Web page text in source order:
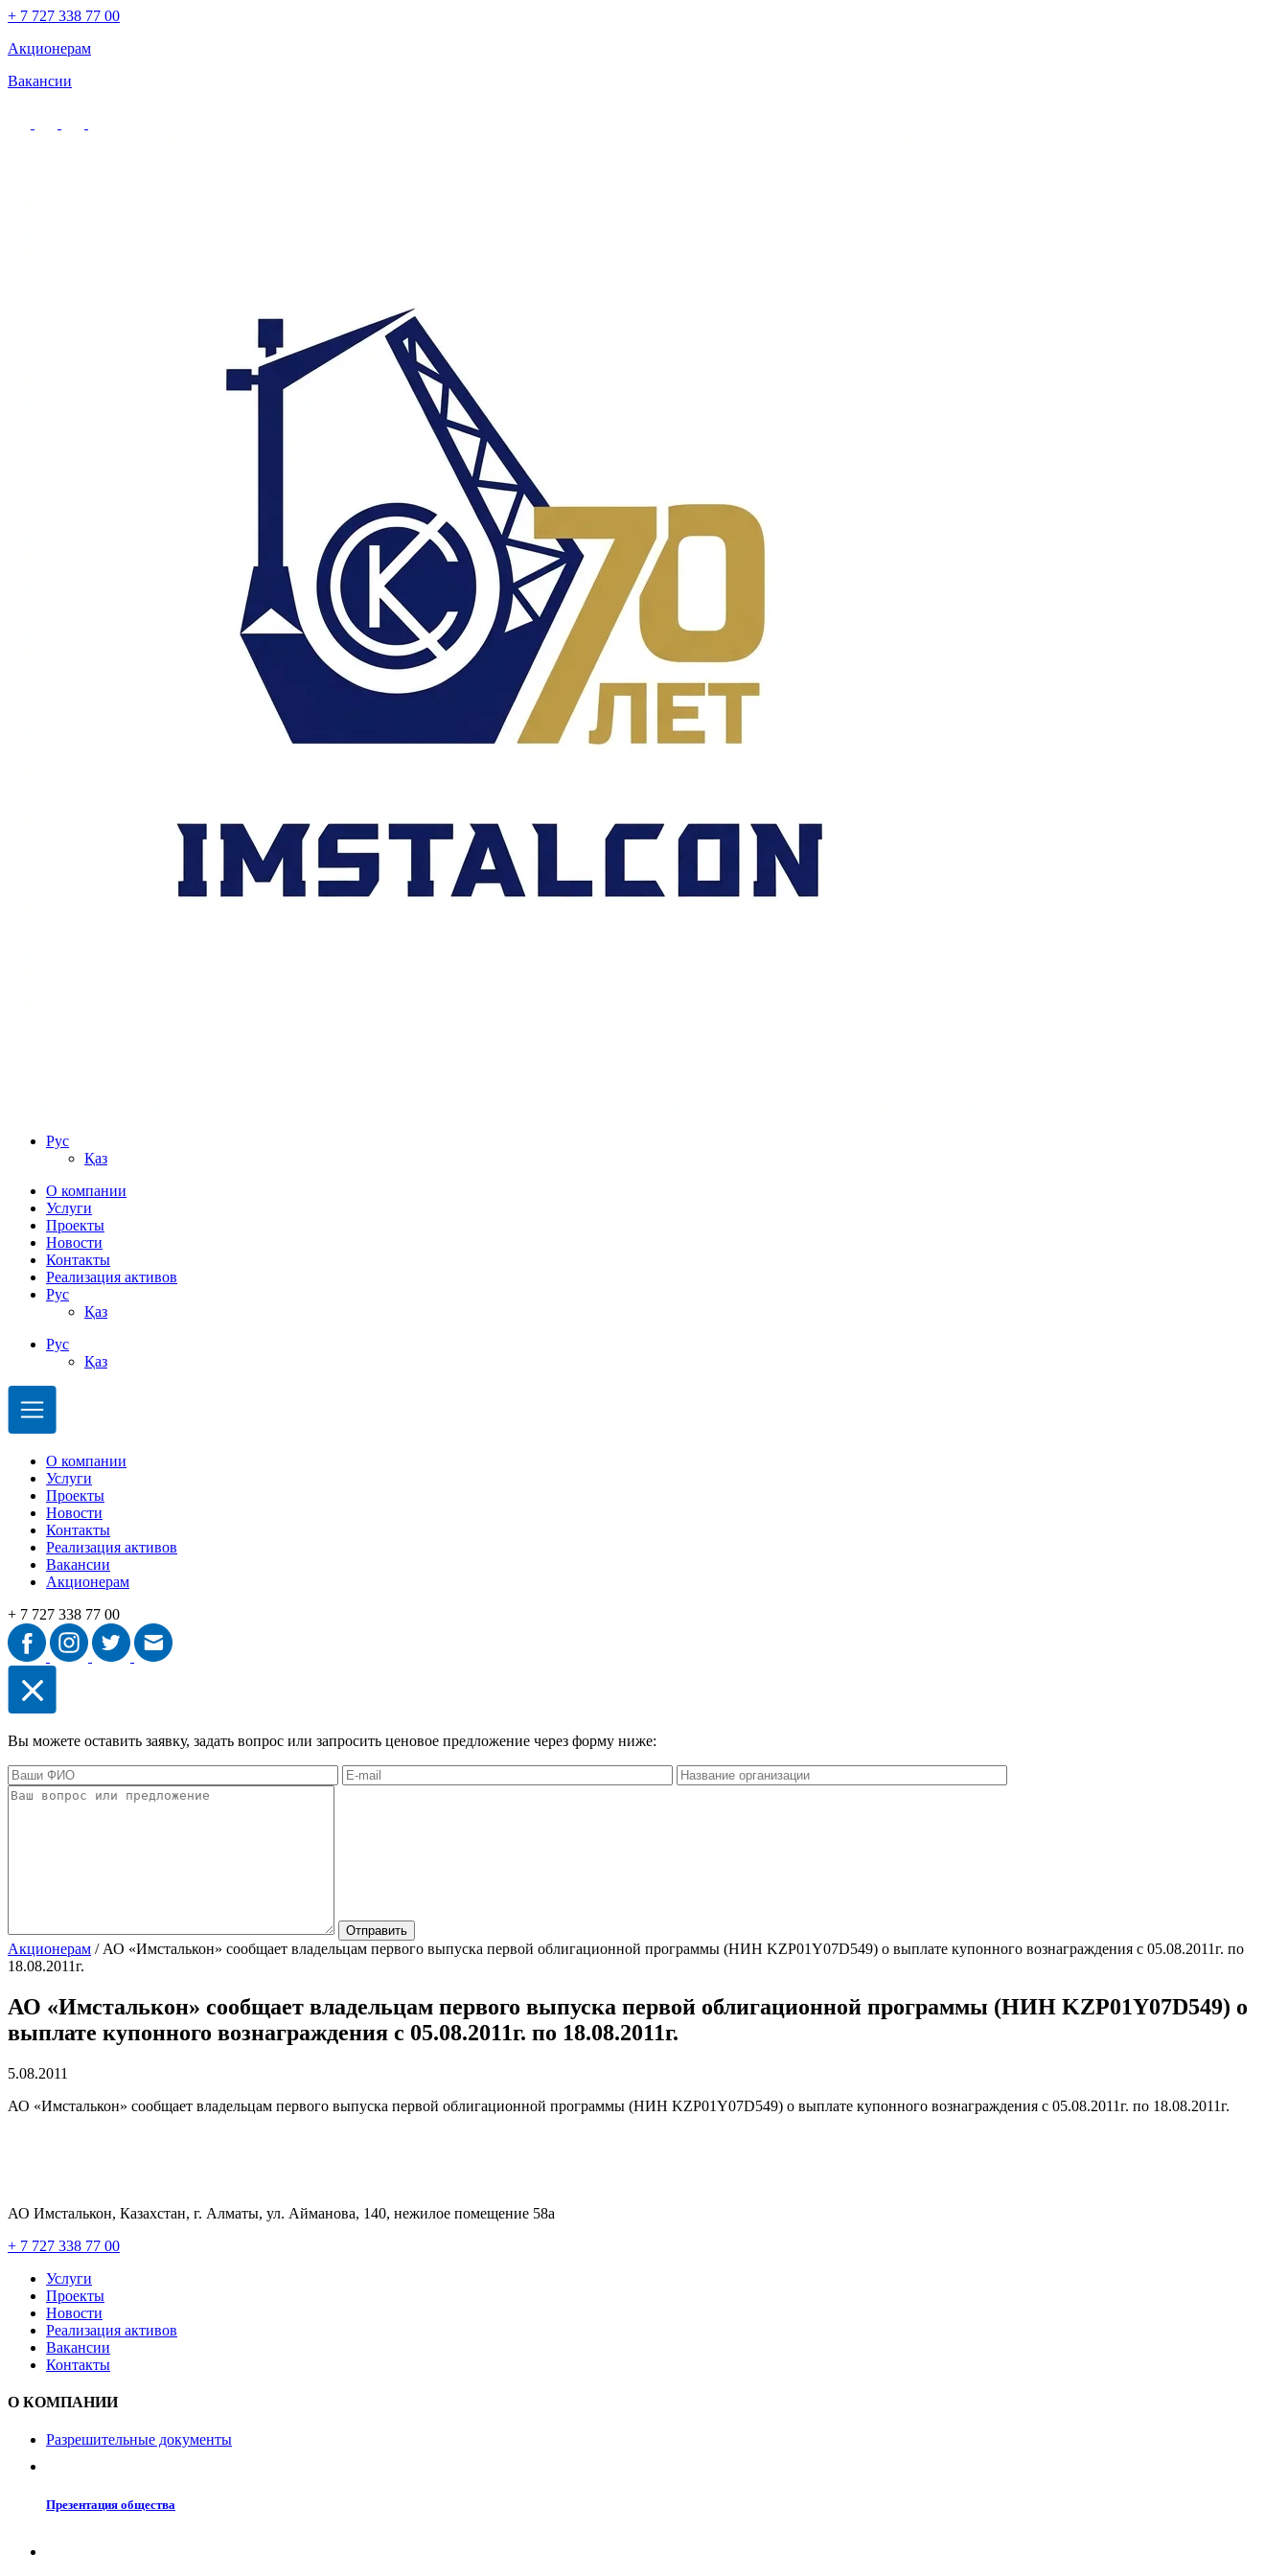
+ 7 727 338 77 00
Акционерам
Вакансии
Рус
Қаз
О компании
Услуги
Проекты
Новости
Контакты
Реализация активов
Рус
Қаз
Рус
Қаз
О компании
Услуги
Проекты
Новости
Контакты
Реализация активов
Вакансии
Акционерам
+ 7 727 338 77 00
Вы можете оставить заявку, задать вопрос или запросить ценовое предложение через форму ниже:
Акционерам / АО «Имсталькон» сообщает владельцам первого выпуска первой облигационной программы (НИН KZP01Y07D549) о выплате купонного вознаграждения с 05.08.2011г. по
18.08.2011г.
АО «Имсталькон» сообщает владельцам первого выпуска первой облигационной программы (НИН KZP01Y07D549) о
выплате купонного вознаграждения с 05.08.2011г. по 18.08.2011г.
5.08.2011
АО «Имсталькон» сообщает владельцам первого выпуска первой облигационной программы (НИН KZP01Y07D549) о выплате купонного вознаграждения с 05.08.2011г. по 18.08.2011г.
АО Имсталькон, Казахстан, г. Алматы, ул. Айманова, 140, нежилое помещение 58а
+ 7 727 338 77 00
Услуги
Проекты
Новости
Реализация активов
Вакансии
Контакты
О КОМПАНИИ
Разрешительные документы
Презентация общества